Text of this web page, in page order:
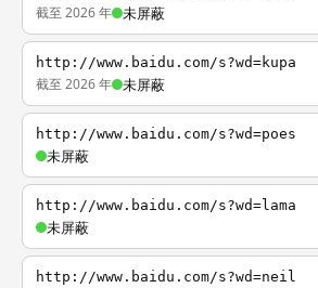
截至 2026 年 未屏蔽
http://www.baidu.com/s?wd=kupa
截至 2026 年 未屏蔽
http://www.baidu.com/s?wd=poes
未屏蔽
http://www.baidu.com/s?wd=lama
未屏蔽
http://www.baidu.com/s?wd=neil